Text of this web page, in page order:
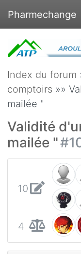
Pharmechange
Index du forum
comptoirs »»
mailée "
Validité
mailée "
10
4